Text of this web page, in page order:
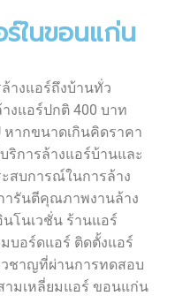
ร์ในขอนแก่น
างแอร์ถึงบ้านทั่ว
งแอร์ปกติ 400 บาท
หากขนาดเกินคิดราคา
ริการล้างแอร์บ้านและ
สบการณ์ในการล้าง
ารันตีคุณภาพงานล้าง
โนเวชั่น ร้านแอร์
บอร์ดแอร์ ติดตั้งแอร์
วชาญที่ผ่านการทดสอบ
ามเหลี่ยมแอร์ ขอนแก่น